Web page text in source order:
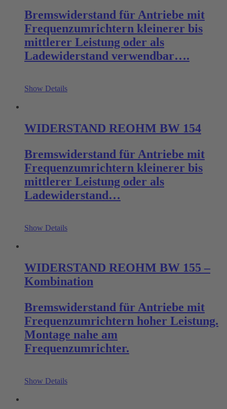
Bremswiderstand für Antriebe mit
Frequenzumrichtern kleinerer bis
mittlerer Leistung oder als
Ladewiderstand verwendbar….
Show Details
WIDERSTAND REOHM BW 154
Bremswiderstand für Antriebe mit
Frequenzumrichtern kleinerer bis
mittlerer Leistung oder als
Ladewiderstand…
Show Details
WIDERSTAND REOHM BW 155 –
Kombination
Bremswiderstand für Antriebe mit
Frequenzumrichtern hoher Leistung.
Montage nahe am
Frequenzumrichter.
Show Details